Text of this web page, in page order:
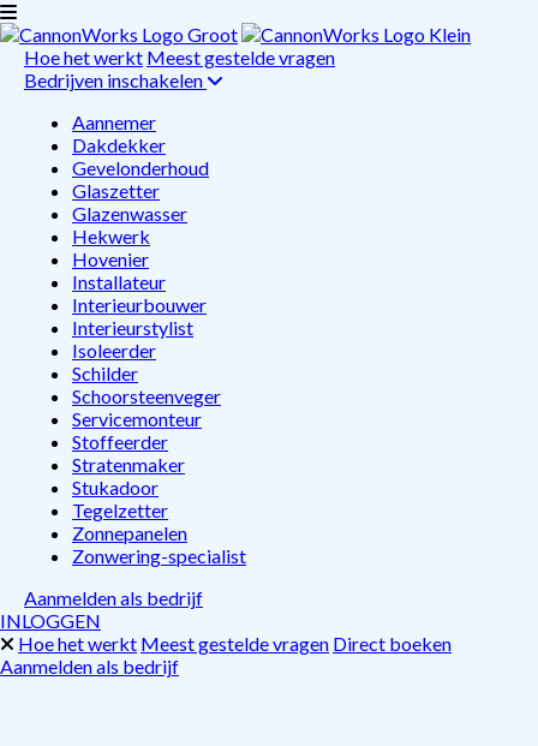
Hoe het werkt Meest gestelde vragen
Bedrijven inschakelen
Aannemer
Dakdekker
Gevelonderhoud
Glaszetter
Glazenwasser
Hekwerk
Hovenier
Installateur
Interieurbouwer
Interieurstylist
Isoleerder
Schilder
Schoorsteenveger
Servicemonteur
Stoffeerder
Stratenmaker
Stukadoor
Tegelzetter
Zonnepanelen
Zonwering-specialist
Aanmelden als bedrijf
INLOGGEN
Hoe het werkt Meest gestelde vragen Direct boeken
Aanmelden als bedrijf